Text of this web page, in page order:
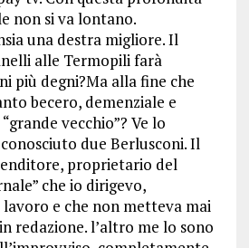
non si va lontano.
una destra migliore. Il
alle Termopili farà
più degni?Ma alla fine che
becero, demenziale e
vecchio”? Ve lo
due Berlusconi. Il
proprietario del
che io dirigevo,
e che non metteva mai
in redazione. l’altro me lo sono